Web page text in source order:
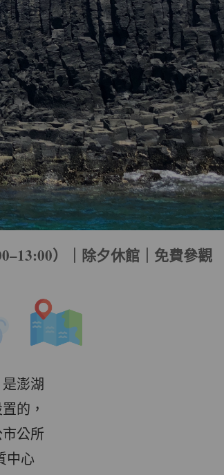
）｜除夕休館｜免費參觀
澎湖
的，
公所
中心